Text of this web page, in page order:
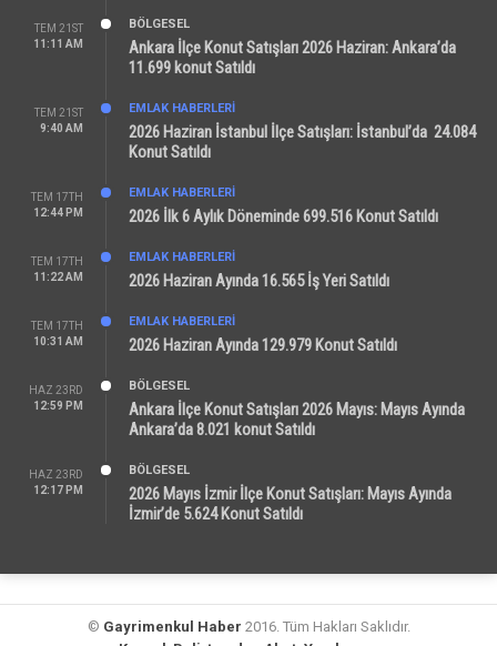
TEM 21ST
11:11 AM
BÖLGESEL
Ankara İlçe Konut Satışları 2026 Haziran: Ankara’da
11.699 konut Satıldı
TEM 21ST
9:40 AM
EMLAK HABERLERI
2026 Haziran İstanbul İlçe Satışları: İstanbul’da 24.084
Konut Satıldı
TEM 17TH
12:44 PM
EMLAK HABERLERI
2026 İlk 6 Aylık Döneminde 699.516 Konut Satıldı
TEM 17TH
11:22 AM
EMLAK HABERLERI
2026 Haziran Ayında 16.565 İş Yeri Satıldı
TEM 17TH
10:31 AM
EMLAK HABERLERI
2026 Haziran Ayında 129.979 Konut Satıldı
HAZ 23RD
12:59 PM
BÖLGESEL
Ankara İlçe Konut Satışları 2026 Mayıs: Mayıs Ayında
Ankara’da 8.021 konut Satıldı
HAZ 23RD
12:17 PM
BÖLGESEL
2026 Mayıs İzmir İlçe Konut Satışları: Mayıs Ayında
İzmir’de 5.624 Konut Satıldı
© Gayrimenkul Haber 2016. Tüm Hakları Saklıdır.